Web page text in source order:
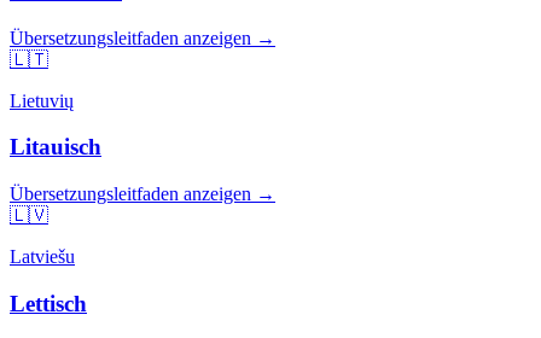
Übersetzungsleitfaden anzeigen →
🇱🇹
Lietuvių
Litauisch
Übersetzungsleitfaden anzeigen →
🇱🇻
Latviešu
Lettisch